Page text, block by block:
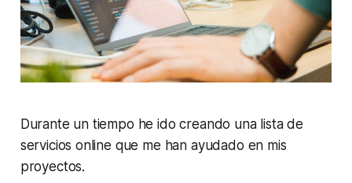
Durante un tiempo he ido creando una lista de
servicios online que me han ayudado en mis
proyectos.